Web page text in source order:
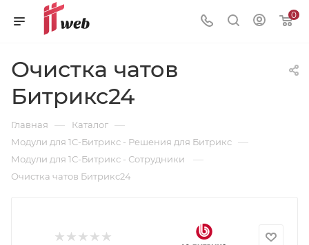
0
Очистка чатов
Битрикс24
Главная — Каталог —
Модули для 1С-Битрикс - Решения для Битрикс —
Модули для 1С-Битрикс - Сотрудники —
Очистка чатов Битрикс24